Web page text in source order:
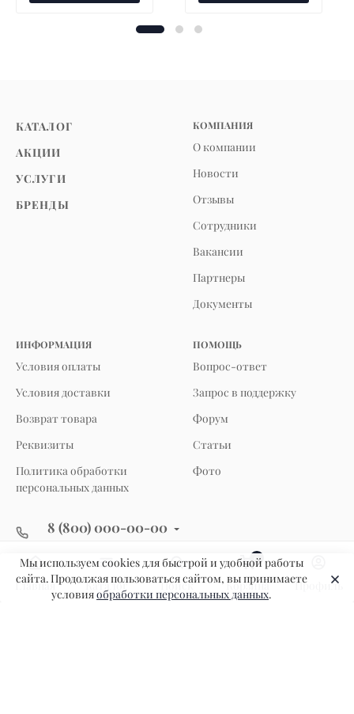
КАТАЛОГ
АКЦИИ
УСЛУГИ
БРЕНДЫ
КОМПАНИЯ
О компании
Новости
Отзывы
Сотрудники
Вакансии
Партнеры
Документы
ИНФОРМАЦИЯ
Условия оплаты
Условия доставки
Возврат товара
Реквизиты
Политика обработки
персональных данных
ПОМОЩЬ
Вопрос-ответ
Запрос в поддержку
Форум
Статьи
Фото
8 (800) 000-00-00
г. Москва
ул. Малая Бронная, д. 16, офис 102
Мы используем cookies для быстрой и удобной работы
сайта. Продолжая пользоваться сайтом, вы принимаете
условияобработки персональных данных.
Главная Каталог Поиск
0
Корзина Профиль